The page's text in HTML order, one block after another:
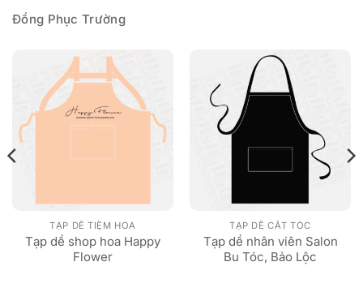
Đồng Phục Trường
TẠP DỀ TIỆM HOA
Tạp dề shop hoa Happy
Flower
TẠP DỀ CẮT TÓC
Tạp dề nhân viên Salon
Bu Tóc, Bảo Lộc